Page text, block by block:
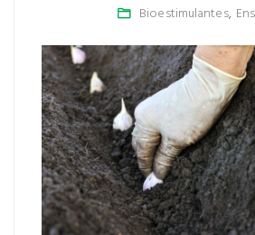
Bioestimulantes,